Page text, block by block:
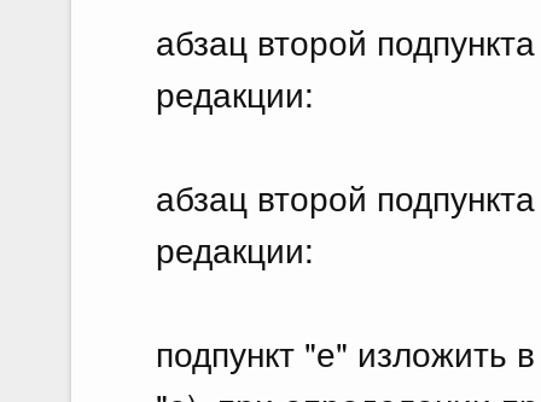
абзац второй
редакции:
абзац второй
редакции:
подпункт "е" изложить